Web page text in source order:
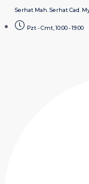
Serhat Mah. Serhat Cad.
Pzt - Cmt, 10:00 - 19:00